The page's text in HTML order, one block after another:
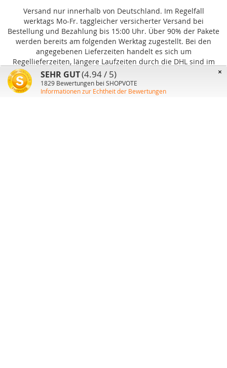
Versand nur innerhalb von Deutschland. Im Regelfall
werktags Mo-Fr. taggleicher versicherter Versand bei
Bestellung und Bezahlung bis 15:00 Uhr. Über 90% der Pakete
werden bereits am folgenden Werktag zugestellt. Bei den
angegebenen Lieferzeiten handelt es sich um
Regellieferzeiten, längere Laufzeiten durch die DHL sind im
Einzelfall möglich und können von uns nicht beeinflusst
werden.
×
SEHR GUT(4.94 / 5)
1829 Bewertungen bei SHOPVOTE
Informationen zur Echtheit der Bewertungen